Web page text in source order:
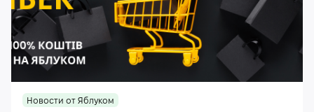
Новости от Яблуком